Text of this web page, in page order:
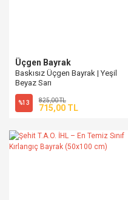
Üçgen Bayrak
Baskısız Üçgen Bayrak | Yeşil
Beyaz Sarı
%13 825,00 TL
715,00 TL